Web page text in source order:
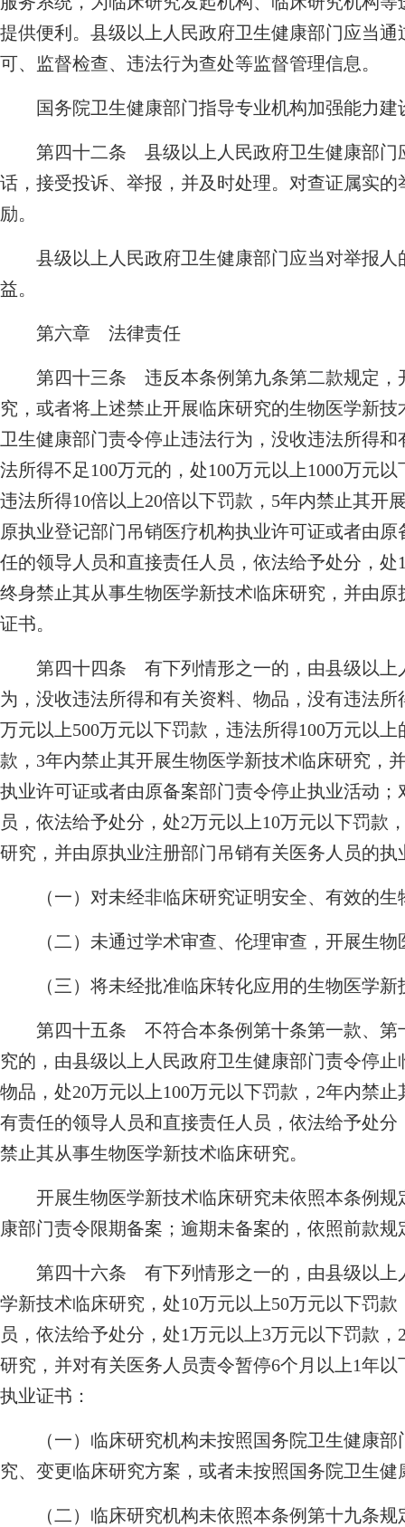
提供便利。县级以上人民政府卫生健康部门应当
可、监督检查、违法行为查处等监督管理信息。
国务院卫生健康部门指导专业机构加强能力建
第四十二条 县级以上人民政府卫生健康部门
话，接受投诉、举报，并及时处理。对查证属实
励。
县级以上人民政府卫生健康部门应当对举报人
益。
第六章 法律责任
第四十三条 违反本条例第九条第二款规定，
究，或者将上述禁止开展临床研究的生物医学新
卫生健康部门责令停止违法行为，没收违法所得
法所得不足100万元的，处100万元以上1000万元
违法所得10倍以上20倍以下罚款，5年内禁止其开
原执业登记部门吊销医疗机构执业许可证或者由
任的领导人员和直接责任人员，依法给予处分，
终身禁止其从事生物医学新技术临床研究，并由
证书。
第四十四条 有下列情形之一的，由县级以上
为，没收违法所得和有关资料、物品，没有违法
万元以上500万元以下罚款，违法所得100万元以
款，3年内禁止其开展生物医学新技术临床研究，
执业许可证或者由原备案部门责令停止执业活动
员，依法给予处分，处2万元以上10万元以下罚款
研究，并由原执业注册部门吊销有关医务人员的执
（一）对未经非临床研究证明安全、有效的生
（二）未通过学术审查、伦理审查，开展生物
（三）将未经批准临床转化应用的生物医学新
第四十五条 不符合本条例第十条第一款、第
究的，由县级以上人民政府卫生健康部门责令停
物品，处20万元以上100万元以下罚款，2年内禁
有责任的领导人员和直接责任人员，依法给予处
禁止其从事生物医学新技术临床研究。
开展生物医学新技术临床研究未依照本条例规
康部门责令限期备案；逾期未备案的，依照前款规
第四十六条 有下列情形之一的，由县级以上
学新技术临床研究，处10万元以上50万元以下罚
员，依法给予处分，处1万元以上3万元以下罚款
研究，并对有关医务人员责令暂停6个月以上1年
执业证书：
（一）临床研究机构未按照国务院卫生健康部
究、变更临床研究方案，或者未按照国务院卫生
（二）临床研究机构未依照本条例第十九条规